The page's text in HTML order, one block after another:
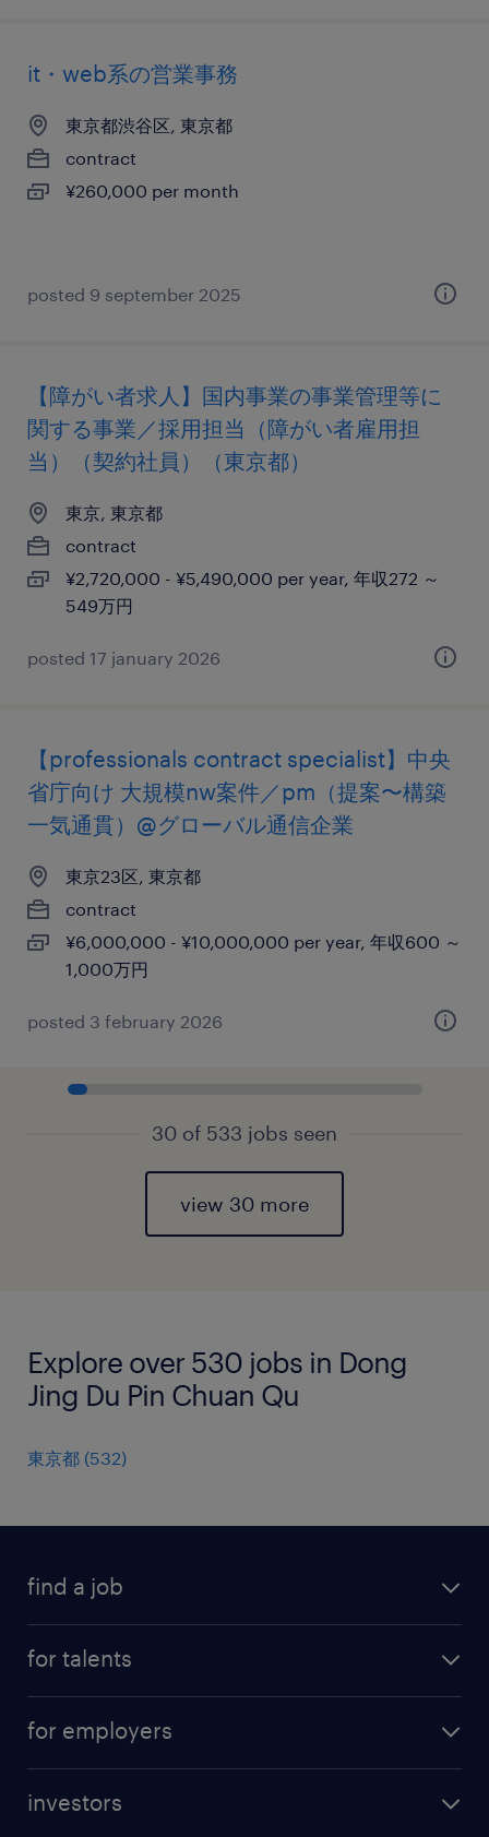
it・web系の営業事務
東京都渋谷区, 東京都
contract
¥260,000 per month
posted 9 september 2025
【障がい者求人】国内事業の事業管理等に
関する事業／採用担当（障がい者雇用担
当）（契約社員）（東京都）
東京, 東京都
contract
¥2,720,000 - ¥5,490,000 per year, 年収272 ～
549万円
posted 17 january 2026
【professionals contract specialist】中央
省庁向け 大規模nw案件／pm（提案〜構築
一気通貫）@グローバル通信企業
東京23区, 東京都
contract
¥6,000,000 - ¥10,000,000 per year, 年収600 ～
1,000万円
posted 3 february 2026
30 of 533 jobs seen
view 30 more
Explore over 530 jobs in Dong
Jing Du Pin Chuan Qu
東京都 (532)
find a job
for talents
professional career
for employers
investors